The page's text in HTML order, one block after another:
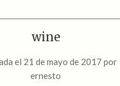
wine
el 21 de mayo de 2017 por
ernesto